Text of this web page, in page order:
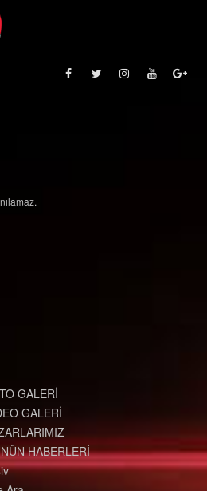
GALERİ
GALERİ
HABERLERİ